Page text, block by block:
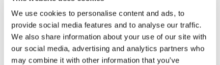
We use cookies to personalise content and ads, to
provide social media features and to analyse our traffic.
We also share information about your use of our site with
our social media, advertising and analytics partners who
may combine it with other information that you’ve
Perda Máxima de Inserção
(dB) a 23°C
0.5
Perda mínima de retorno (dB) 50